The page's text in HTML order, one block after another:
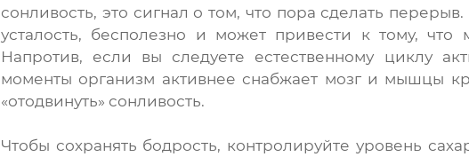
сонливость, это сигнал о том, что пора сделать
усталость, бесполезно и может привести к тому,
Напротив, если вы следуете естественному циклу
моменты организм активнее снабжает мозг и мышцы
«отодвинуть» сонливость.
Чтобы сохранять бодрость, контролируйте уровень